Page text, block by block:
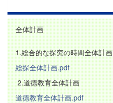
全体計画
1.総合的な探究の時間全体計画
総探全体計画.pdf
2.道徳教育全体計画
道徳教育全体計画.pdf